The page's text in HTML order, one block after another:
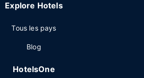
Explore Hotels
Tous les pays
Blog
HotelsOne